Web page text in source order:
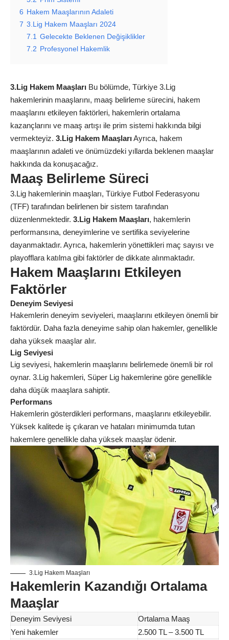
6 Hakem Maaşlarının Adaleti
7 3.Lig Hakem Maaşları 2024
7.1 Gelecekte Beklenen Değişiklikler
7.2 Profesyonel Hakemlik
3.Lig Hakem Maaşları Bu bölümde, Türkiye 3.Lig
hakemlerinin maaşlarını, maaş belirleme sürecini, hakem
maaşlarını etkileyen faktörleri, hakemlerin ortalama
kazançlarını ve maaş artışı ile prim sistemi hakkında bilgi
vermekteyiz. 3.Lig Hakem MaaşlarıAyrıca, hakem
maaşlarının adaleti ve önümüzdeki yıllarda beklenen maaşlar
hakkında da konuşacağız.
Maaş Belirleme Süreci
3.Lig hakemlerinin maaşları, Türkiye Futbol Federasyonu
(TFF) tarafından belirlenen bir sistem tarafından
düzenlenmektedir. 3.Lig Hakem Maaşları, hakemlerin
performansına, deneyimlerine ve sertifika seviyelerine
dayanmaktadır. Ayrıca, hakemlerin yönettikleri maç sayısı ve
playofflara katılma gibi faktörler de dikkate alınmaktadır.
Hakem Maaşlarını Etkileyen
Faktörler
Deneyim Seviyesi
Hakemlerin deneyim seviyeleri, maaşlarını etkileyen önemli bir
faktördür. Daha fazla deneyime sahip olan hakemler, genellikle
daha yüksek maaşlar alır.
Lig Seviyesi
Lig seviyesi, hakemlerin maaşlarını belirlemede önemli bir rol
oynar. 3.Lig hakemleri, Süper Lig hakemlerine göre genellikle
daha düşük maaşlara sahiptir.
Performans
Hakemlerin gösterdikleri performans, maaşlarını etkileyebilir.
Yüksek kalitede iş çıkaran ve hataları minimumda tutan
hakemlere genellikle daha yüksek maaşlar ödenir.
3.Lig Hakem Maaşları
Hakemlerin Kazandığı Ortalama
Maaşlar
Deneyim Seviyesi
Ortalama Maaş
Yeni hakemler
2.500 TL – 3.500 TL